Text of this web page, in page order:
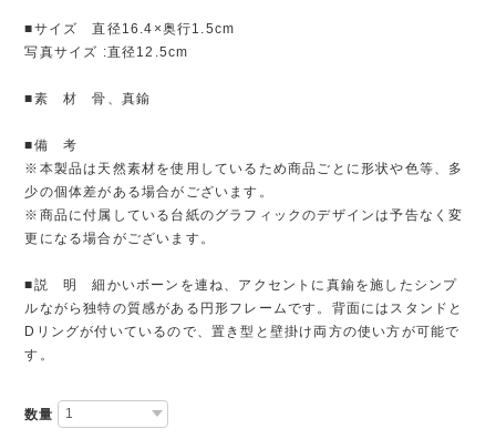
■サイズ 直径16.4×奥行1.5cm
写真サイズ :直径12.5cm
■素 材 骨、真鍮
■備 考
※本製品は天然素材を使用しているため商品ごとに形状や色等、多
少の個体差がある場合がございます。
※商品に付属している台紙のグラフィックのデザインは予告なく変
更になる場合がございます。
■説 明 細かいボーンを連ね、アクセントに真鍮を施したシンプ
ルながら独特の質感がある円形フレームです。背面にはスタンドと
Dリングが付いているので、置き型と壁掛け両方の使い方が可能で
す。
数量